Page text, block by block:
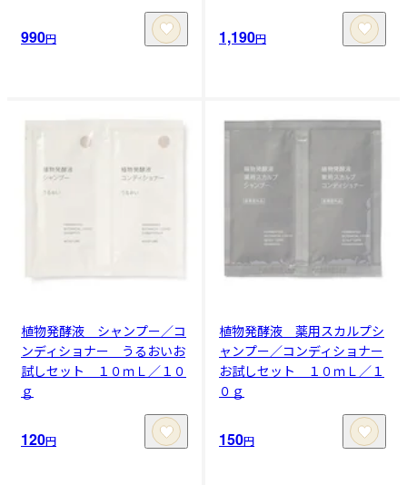
990円 1,190円
植物発酵液 シャンプー／コ
ンディショナー うるおいお
試しセット １０ｍＬ／１０
ｇ
120円
植物発酵液 薬用スカルプシ
ャンプー／コンディショナー
お試しセット １０ｍＬ／１
０ｇ
150円